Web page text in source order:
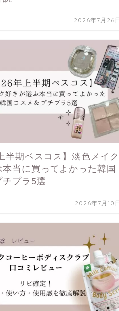
2026年7月26
半期ベスコス】淡色メイク
当に買ってよかった韓国
チプラ5選
2026年7月10